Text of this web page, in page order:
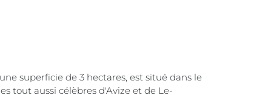
superficie de 3 hectares, est situé dans le
tout aussi célèbres d'Avize et de Le-